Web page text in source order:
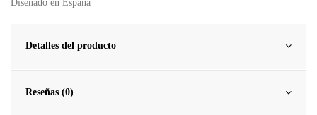
Diseñado en España
Detalles del producto
Reseñas (0)